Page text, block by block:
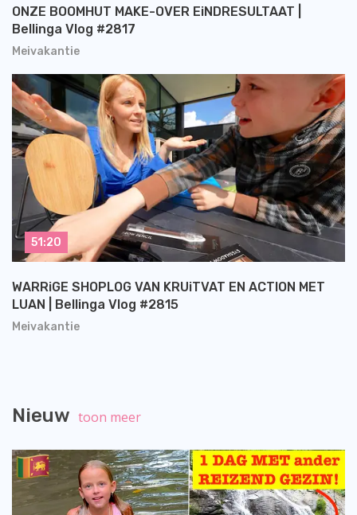
Meivakantie
ONZE BOOMHUT MAKE-OVER EiNDRESULTAAT |
Bellinga Vlog #2817
Meivakantie
WARRiGE SHOPLOG VAN KRUiTVAT EN ACTION MET
LUAN | Bellinga Vlog #2815
51:20
Nieuw toon meer